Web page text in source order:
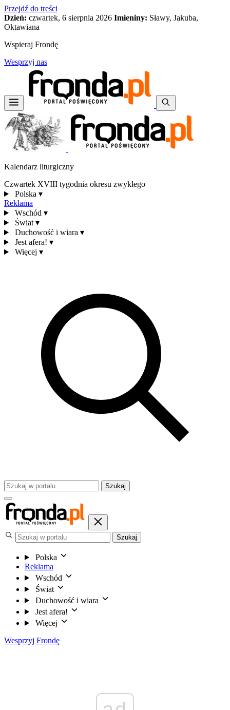
Przejdź do treści
Dzień: czwartek, 6 sierpnia 2026 Imieniny: Sławy, Jakuba,
Oktawiana
Wspieraj Frondę
Wesprzyj nas
Kalendarz liturgiczny
Czwartek XVIII tygodnia okresu zwykłego
Polska ▾
Reklama
Wschód ▾
Świat ▾
Duchowość i wiara ▾
Jest afera! ▾
Więcej ▾
Szukaj
Szukaj
Polska
Reklama
Wschód
Świat
Duchowość i wiara
Jest afera!
Więcej
Wesprzyj Frondę